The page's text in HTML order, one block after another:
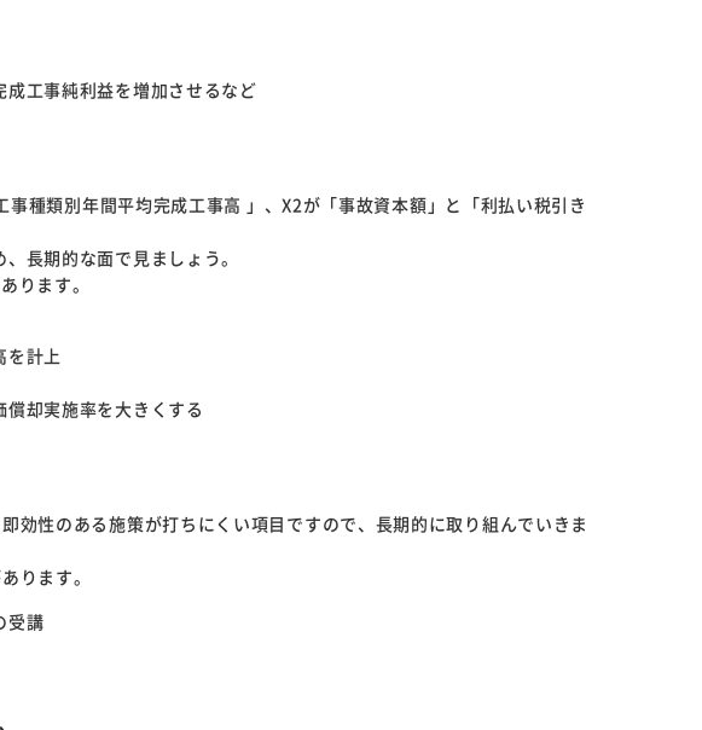
成工事純利益を増加させるなど
事種類別年間平均完成工事高 」、X2が「事故資本額」と「利払い税引き
長期的な面で見ましょう。
ります。
を計上
償却実施率を大きくする
効性のある施策が打ちにくい項目ですので、長期的に取り組んでいきま
ります。
受講